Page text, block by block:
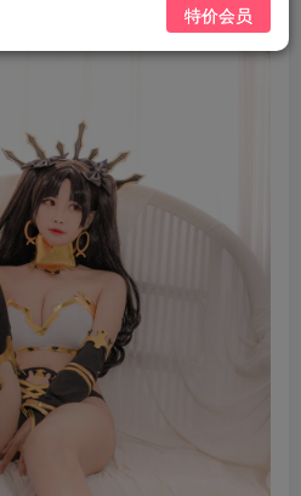
特价会员